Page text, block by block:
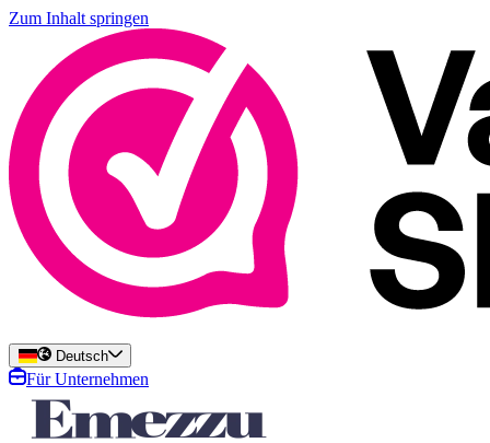
Zum Inhalt springen
Deutsch
Für Unternehmen